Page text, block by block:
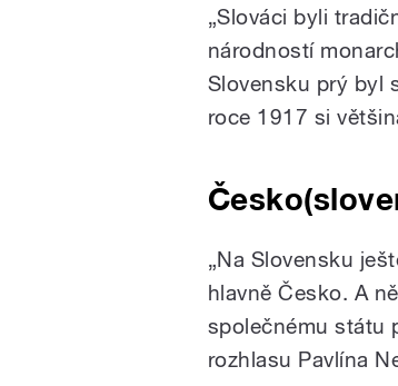
„Slováci byli
národností
Slovensku prý byl
roce 1917 si
„Na Slovensku
hlavně Česko. A
společnému státu
rozhlasu Pavlína